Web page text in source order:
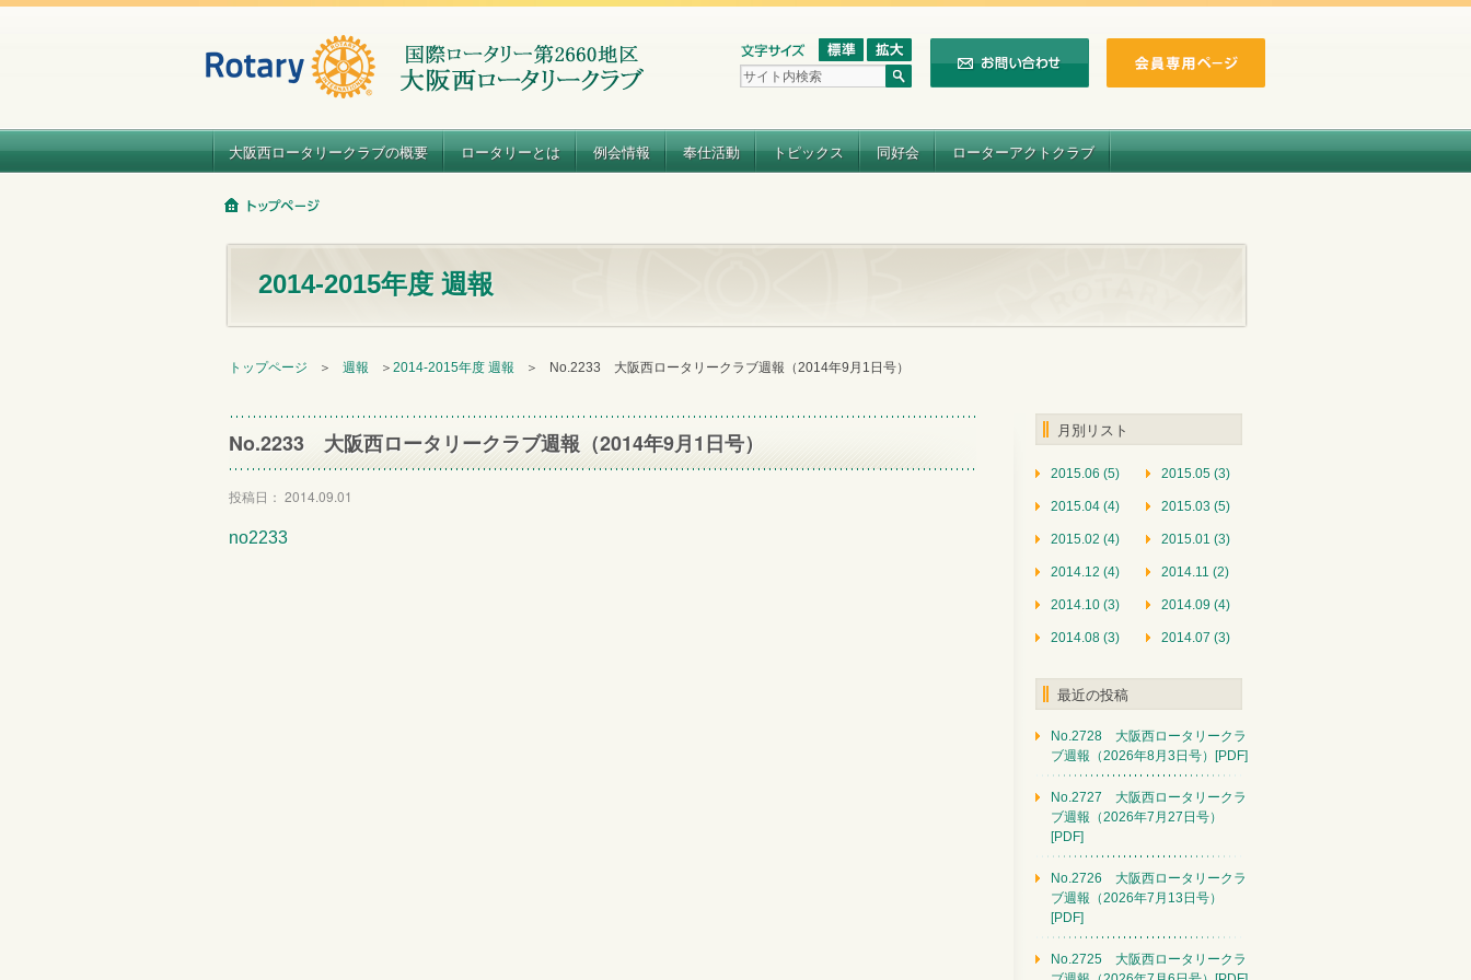
大阪西ロータリークラブの概要 ロータリーとは 例会情報 奉仕活動 トピックス 同好会 ローターアクトクラブ
2014-2015年度 週報
トップページ ＞ 週報 ＞ 2014-2015年度 週報 ＞ No.2233 大阪西ロータリークラブ週報（2014年9月1日号）
No.2233 大阪西ロータリークラブ週報（2014年9月1日号）
投稿日： 2014.09.01
no2233
月別リスト
2015.06 (5) 2015.05 (3)
2015.04 (4) 2015.03 (5)
2015.02 (4) 2015.01 (3)
2014.12 (4) 2014.11 (2)
2014.10 (3) 2014.09 (4)
2014.08 (3) 2014.07 (3)
最近の投稿
No.2728 大阪西ロータリークラ
ブ週報（2026年8月3日号）[PDF]
No.2727 大阪西ロータリークラ
ブ週報（2026年7月27日号）
[PDF]
No.2726 大阪西ロータリークラ
ブ週報（2026年7月13日号）
[PDF]
No.2725 大阪西ロータリークラ